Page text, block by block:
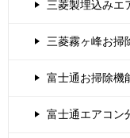
三菱製埋込みエ
三菱霧ヶ峰お掃
富士通お掃除機
富士通エアコン